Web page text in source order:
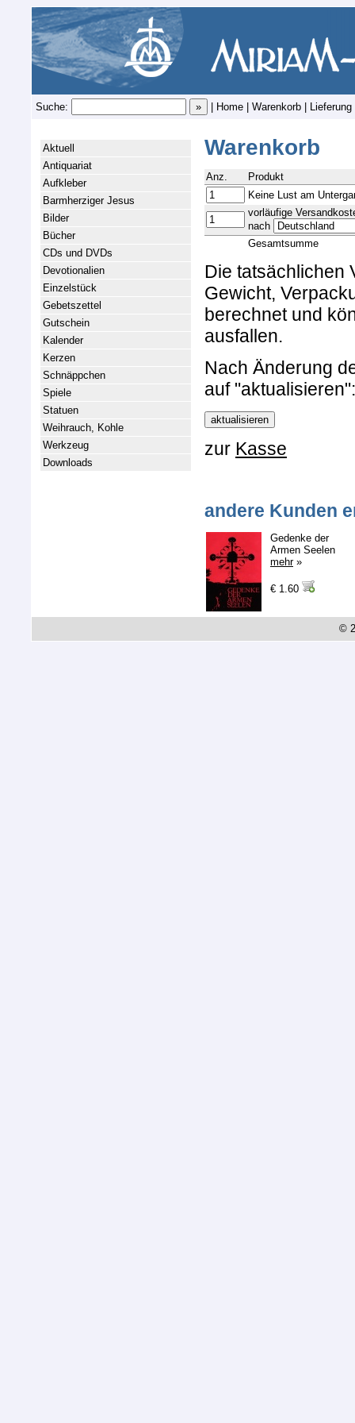
Suche: Home Warenkorb Lieferung
Aktuell
Antiquariat
Aufkleber
Barmherziger Jesus
Bilder
Bücher
CDs und DVDs
Devotionalien
Einzelstück
Gebetszettel
Gutschein
Kalender
Kerzen
Schnäppchen
Spiele
Statuen
Weihrauch, Kohle
Werkzeug
Downloads
Warenkorb
Anz.
Produkt
Keine Lust am
vorläufige
nach
Gesamtsumme
Die tatsächlichen
Gewicht,
berechnet und
ausfallen.
Nach Änderung
auf "aktualisieren":
zur Kasse
andere Kunden
Gedenke der
Armen Seelen
mehr»
€ 1.60
©